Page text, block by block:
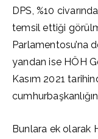
DPS, %10
temsil ettiği
Parlamentosu’na
yandan ise HÖH
Kasım 2021
Bunlara ek olarak